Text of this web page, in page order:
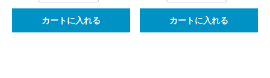
カートに入れる カートに入れる